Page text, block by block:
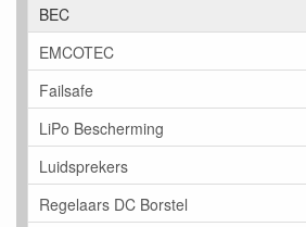
BEC
EMCOTEC
Failsafe
LiPo Bescherming
Luidsprekers
Regelaars DC Borstel